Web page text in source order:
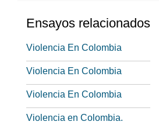
Ensayos relacionados
Violencia En Colombia
Violencia En Colombia
Violencia En Colombia
Violencia en Colombia.